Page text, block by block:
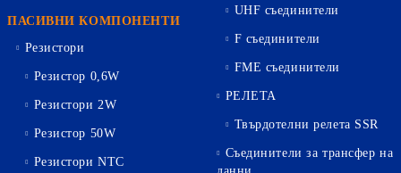
ПАСИВНИ КОМПОНЕНТИ
Резистори
Резистор 0,6W
Резистори 2W
Резистор 50W
Резистори NTC
UHF съединители
F съединители
FME съединители
РЕЛЕТА
Твърдотелни релета SSR
Съединители за трансфер на